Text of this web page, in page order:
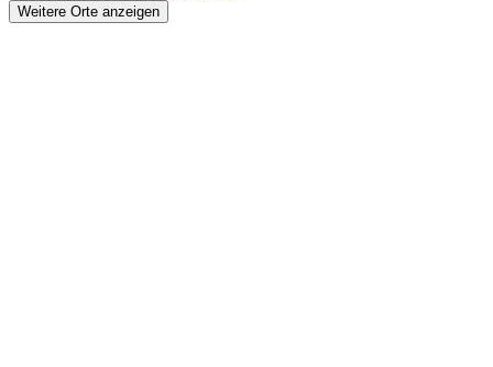
Weitere Orte anzeigen